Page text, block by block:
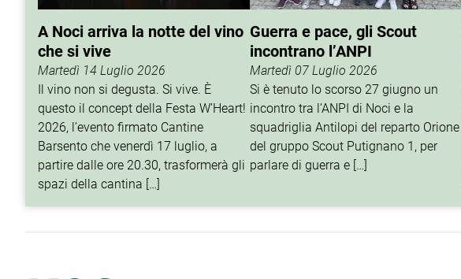
A Noci arriva la notte del vino
che si vive
Martedì 14 Luglio 2026
Il vino non si degusta. Si vive. È
questo il concept della Festa W’Heart!
2026, l’evento firmato Cantine
Barsento che venerdì 17 luglio, a
partire dalle ore 20.30, trasformerà gli
spazi della cantina […]
Guerra e pace, gli Scout
incontrano l’ANPI
Martedì 07 Luglio 2026
Si è tenuto lo scorso 27 giugno un
incontro tra l’ANPI di Noci e la
squadriglia Antilopi del reparto Orione
del gruppo Scout Putignano 1, per
parlare di guerra e […]